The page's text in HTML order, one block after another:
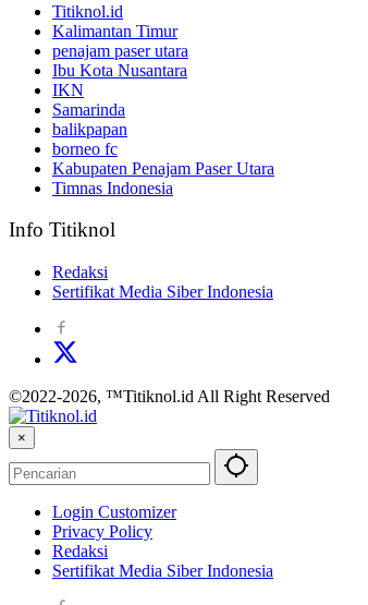
Titiknol.id
Kalimantan Timur
penajam paser utara
Ibu Kota Nusantara
IKN
Samarinda
balikpapan
borneo fc
Kabupaten Penajam Paser Utara
Timnas Indonesia
Info Titiknol
Redaksi
Sertifikat Media Siber Indonesia
©2022-2026, ™Titiknol.id All Right Reserved
×
Login Customizer
Privacy Policy
Redaksi
Sertifikat Media Siber Indonesia